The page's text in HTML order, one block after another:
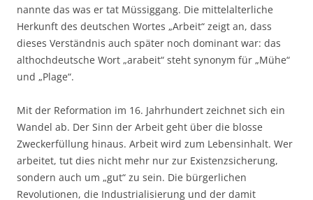
nannte das was er tat Müssiggang. Die mittelalterliche
Herkunft des deutschen Wortes „Arbeit“ zeigt an, dass
dieses Verständnis auch später noch dominant war: das
althochdeutsche Wort „arabeit“ steht synonym für „Mühe“
und „Plage“.
Mit der Reformation im 16. Jahrhundert zeichnet sich ein
Wandel ab. Der Sinn der Arbeit geht über die blosse
Zweckerfüllung hinaus. Arbeit wird zum Lebensinhalt. Wer
arbeitet, tut dies nicht mehr nur zur Existenzsicherung,
sondern auch um „gut“ zu sein. Die bürgerlichen
Revolutionen, die Industrialisierung und der damit